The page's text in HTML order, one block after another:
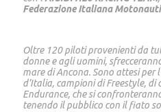
Federazione Italiana
Oltre 120 piloti provenienti da
donne e agli uomini,
mare di Ancona. Sono attesi per
d’Italia, campioni di Freestyle, di
Endurance, che si
tenendo il pubblico con il fiato